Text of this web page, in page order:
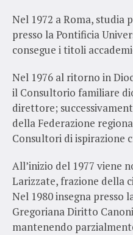
Nel 1972 a Roma, studia
presso la Pontificia
consegue i titoli
Nel 1976 al ritorno in
il Consultorio familiare
direttore;
della Federazione
Consultori di ispirazione
All’inizio del 1977 viene
Larizzate, frazione della
Nel 1980 insegna presso
Gregoriana Diritto
mantenendo